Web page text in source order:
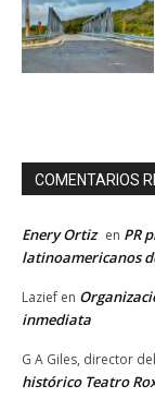
COMENTARIOS
Enery Ortiz en PR
latinoamericanos
Lazief en
inmediata
G A Giles, director
histórico Teatro